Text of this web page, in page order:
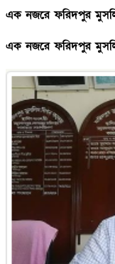
এক নজরে ফরিদপুর
এক নজরে ফরিদপুর